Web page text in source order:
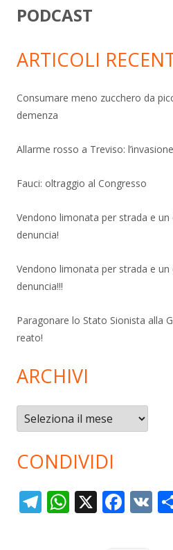
PODCAST
ARTICOLI
Consumare meno zucchero da
demenza
Allarme rosso a Treviso:
Fauci: oltraggio al Congresso
Vendono limonata per strada e
denuncia!
Vendono limonata per strada e
denuncia!!!
Paragonare lo Stato Sionista alla
reato!
ARCHIVI
Archivi
CONDIVIDI
T W X F V